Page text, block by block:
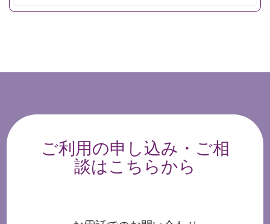
ご利用の申し込み・ご相
談はこちらから